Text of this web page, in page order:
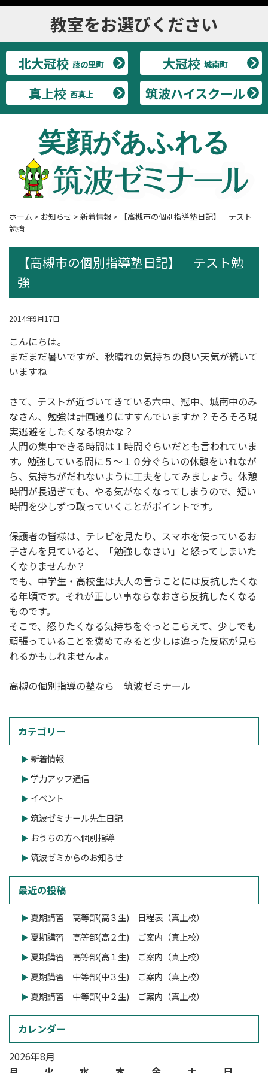
教室をお選びください
北大冠校 藤の里町 大冠校 城南町
真上校 西真上 筑波ハイスクール
笑顔があふれる
ホーム > お知らせ > 新着情報 >
【高槻市の個別指導塾日記】 テスト
勉強
【高槻市の個別指導塾日記】 テスト勉
強
2014年9月17日
こんにちは。
まだまだ暑いですが、秋晴れの気持ちの良い天気が続いて
いますね
さて、テストが近づいてきている六中、冠中、城南中のみ
なさん、勉強は計画通りにすすんでいますか？そろそろ現
実逃避をしたくなる頃かな？
人間の集中できる時間は１時間ぐらいだとも言われていま
す。勉強している間に５～１０分ぐらいの休憩をいれなが
ら、気持ちがだれないように工夫をしてみましょう。休憩
時間が長過ぎても、やる気がなくなってしまうので、短い
時間を少しずつ取っていくことがポイントです。
保護者の皆様は、テレビを見たり、スマホを使っているお
子さんを見ていると、「勉強しなさい」と怒ってしまいた
くなりませんか？
でも、中学生・高校生は大人の言うことには反抗したくな
る年頃です。それが正しい事ならなおさら反抗したくなる
ものです。
そこで、怒りたくなる気持ちをぐっとこらえて、少しでも
頑張っていることを褒めてみると少しは違った反応が見ら
れるかもしれませんよ。
高槻の個別指導の塾なら 筑波ゼミナール
カテゴリー
新着情報
学力アップ通信
イベント
筑波ゼミナール先生日記
おうちの方へ個別指導
筑波ゼミからのお知らせ
最近の投稿
夏期講習 高等部(高３生) 日程表（真上校）
夏期講習 高等部(高２生) ご案内（真上校）
夏期講習 高等部(高１生) ご案内（真上校）
夏期講習 中等部(中３生) ご案内（真上校）
夏期講習 中等部(中２生) ご案内（真上校）
カレンダー
2026年8月